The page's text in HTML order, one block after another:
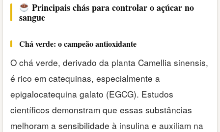
Principais chás para controlar o açúcar no
sangue
Chá verde: o campeão antioxidante
O chá verde, derivado da planta Camellia sinensis,
é rico em catequinas, especialmente a
epigalocatequina galato (EGCG). Estudos
científicos demonstram que essas substâncias
melhoram a sensibilidade à insulina e auxiliam na